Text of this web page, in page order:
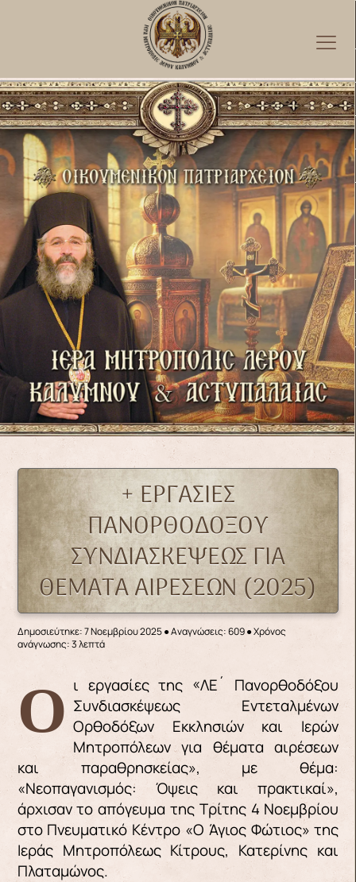
+ ΕΡΓΑΣΙΕΣ
ΠΑΝΟΡΘΟΔΟΞΟΥ
ΣΥΝΔΙAΣΚΕΨΕΩΣ ΓΙΑ
ΘΕΜΑΤΑ ΑΙΡΕΣΕΩΝ (2025)
Δημοσιεύτηκε: 7 Νοεμβρίου 2025●Αναγνώσεις: 609● Χρόνος
ανάγνωσης: 3 λεπτά
Οι εργασίες της «ΛΕ´ Πανορθοδόξου Συνδιασκέψεως Εντεταλμένων
Ορθοδόξων Εκκλησιών και Ιερών
Μητροπόλεων για θέματα αιρέσεων
και παραθρησκείας», με θέμα:
«Νεοπαγανισμός: Όψεις και πρακτικαί»,
άρχισαν το απόγευμα της Τρίτης 4 Νοεμβρίου
στο Πνευματικό Κέντρο «Ο Άγιος Φώτιος» της
Iεράς Μητροπόλεως Κίτρους, Κατερίνης και
Πλαταμώνος.